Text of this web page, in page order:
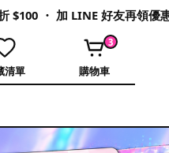
$100 ・ 加 LINE 好友再領優
清單
3
購物車